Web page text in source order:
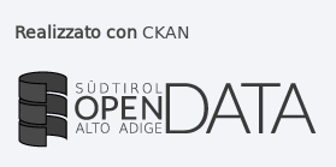
Realizzato conCKAN